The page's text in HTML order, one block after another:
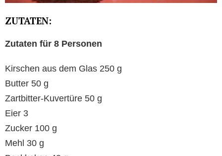
ZUTATEN:
Zutaten für 8 Personen
Kirschen aus dem Glas 250 g
Butter 50 g
Zartbitter-Kuvertüre 50 g
Eier 3
Zucker 100 g
Mehl 30 g